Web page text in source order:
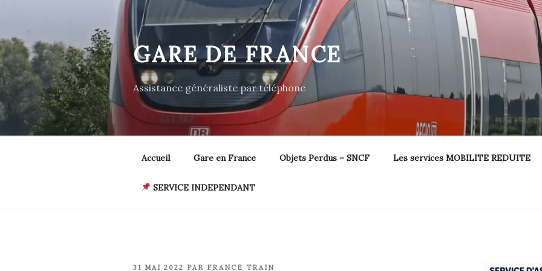
contenu
principal
GARE DE FRANCE
Assistance généraliste par téléphone
Accueil Gare en France Objets Perdus – SNCF Les services MOBILITE REDUITE
SERVICE INDEPENDANT
PUBLIÉ
31 MAI 2022 PAR FRANCE TRAIN